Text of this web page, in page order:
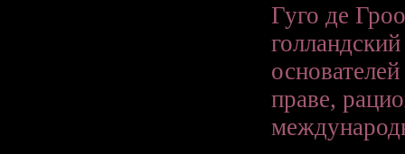
Гуго де
праве,